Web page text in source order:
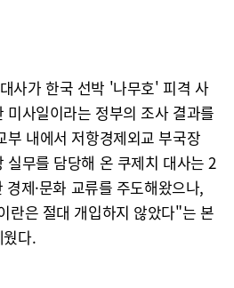
사가 한국 선박 '나무호' 피격 사
미사일이라는 정부의 조사 결과를
부 내에서 저항경제외교 부국장
실무를 담당해 온 쿠제치 대사는 2
제·문화 교류를 주도해왔으나,
란은 절대 개입하지 않았다"는 본
다.